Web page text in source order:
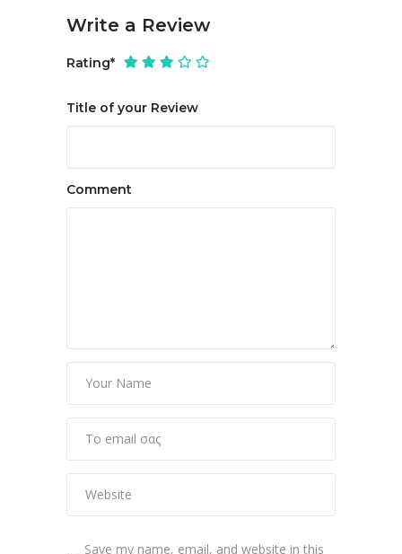
Write a Review
Rating*
Title of your Review
Comment
Save my name, email, and website in this